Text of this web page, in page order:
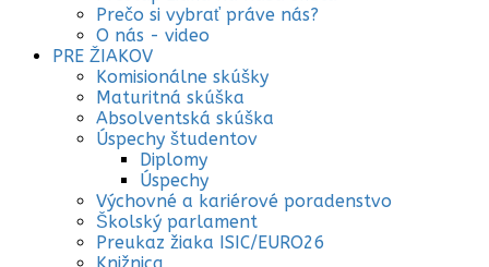
Prečo si vybrať práve nás?
O nás - video
PRE ŽIAKOV
Komisionálne skúšky
Maturitná skúška
Absolventská skúška
Úspechy študentov
Diplomy
Úspechy
Výchovné a kariérové poradenstvo
Školský parlament
Preukaz žiaka ISIC/EURO26